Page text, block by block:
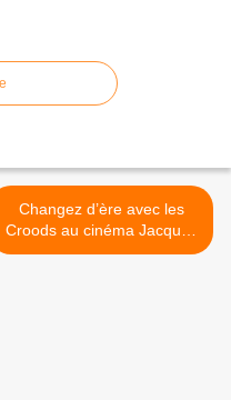
Changez d’ère avec les
Croods au cinéma Jacques
Prévert d’Aulnay-sous-Bois